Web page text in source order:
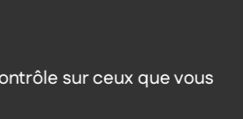
sur ceux que vous